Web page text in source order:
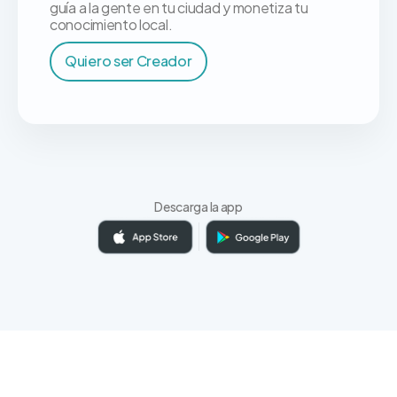
guía a la gente en tu ciudad y monetiza tu
conocimiento local.
Quiero ser Creador
Descarga la app